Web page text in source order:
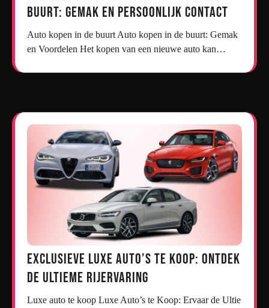
Buurt: Gemak en Persoonlijk Contact
Auto kopen in de buurt Auto kopen in de buurt: Gemak
en Voordelen Het kopen van een nieuwe auto kan…
Exclusieve Luxe Auto’s te Koop: Ontdek
de Ultieme Rijervaring
Luxe auto te koop Luxe Auto’s te Koop: Ervaar de Ultie